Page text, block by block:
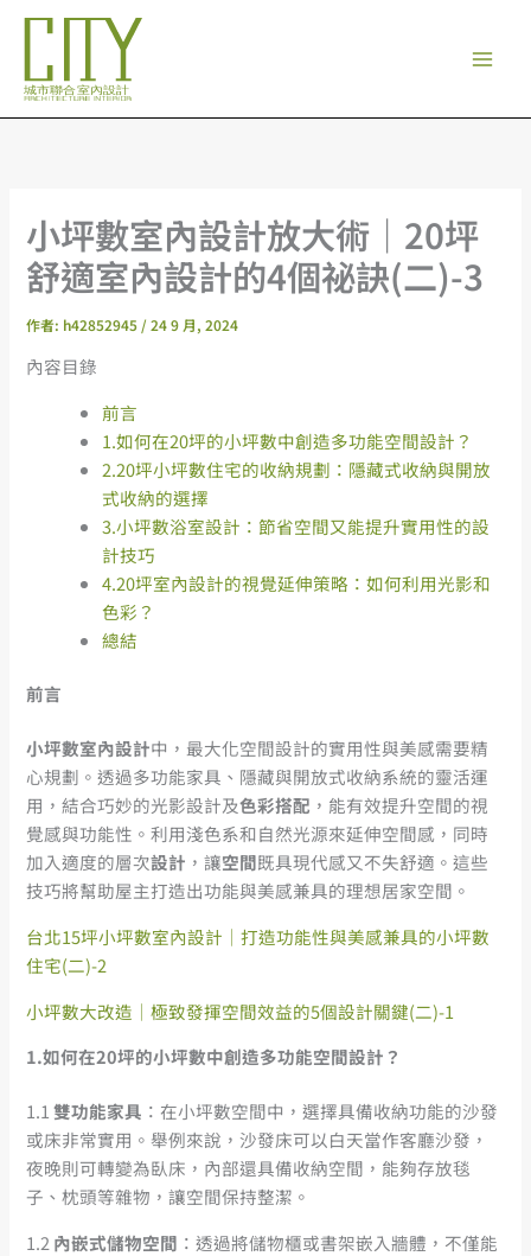
內
小坪數室內設計放大術｜20坪
舒適室內設計的4個祕訣(二)-3
作者: h42852945/24 9 月, 2024
內容目錄
前言
1.如何在20坪的小坪數中創造多功能空間設計？
2.20坪小坪數住宅的收納規劃：隱藏式收納與開放
式收納的選擇
3.小坪數浴室設計：節省空間又能提升實用性的設
計技巧
4.20坪室內設計的視覺延伸策略：如何利用光影和
色彩？
總結
前言
小坪數室內設計中，最大化空間設計的實用性與美感需要精
心規劃。透過多功能家具、隱藏與開放式收納系統的靈活運
用，結合巧妙的光影設計及色彩搭配 ，能有效提升空間的視
覺感與功能性。利用淺色系和自然光源來延伸空間感，同時
加入適度的層次設計 ，讓空間既具現代感又不失舒適。這些
技巧將幫助屋主打造出功能與美感兼具的理想居家空間。
台北15坪小坪數室內設計｜打造功能性與美感兼具的小坪數
住宅(二)-2
小坪數大改造｜極致發揮空間效益的5個設計關鍵(二)-1
1.如何在20坪的小坪數中創造多功能空間設計？
1.1雙功能家具 ：在小坪數空間中，選擇具備收納功能的沙發
或床非常實用。舉例來說，沙發床可以白天當作客廳沙發，
夜晚則可轉變為臥床，內部還具備收納空間，能夠存放毯
子、枕頭等雜物，讓空間保持整潔。
1.2 內嵌式儲物空間 ：透過將儲物櫃或書架嵌入牆體，不僅能